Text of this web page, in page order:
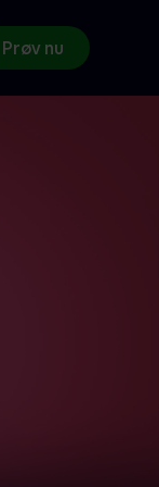
Prøv nu